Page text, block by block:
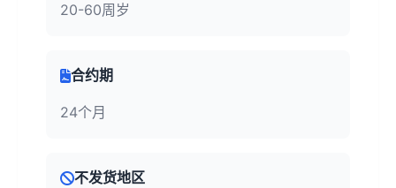
20-60周岁
合约期
24个月
不发货地区